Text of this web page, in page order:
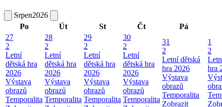
Srpen2026
Po
Út St Čt
Pá
27
2
Letní
dětská hra
2026
Výstava
obrazů
Temporalita
28
2
Letní
dětská hra
2026
Výstava
obrazů
Temporalita
29
2
Letní
dětská hra
2026
Výstava
obrazů
Temporalita
30
2
Letní
dětská hra
2026
Výstava
obrazů
Temporalita
31
2
Letní dětská
hra 2026
Výstava
obrazů
Temporalita
Zobrazit
1
2
hra